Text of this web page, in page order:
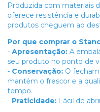
Produzida com materiais
oferece resistência e
produtos cheguem ao
Por que comprar o
- Apresentação: A
seu produto no ponto de
- Conservação: O
mantém o frescor e a
tempo.
- Praticidade: Fácil de